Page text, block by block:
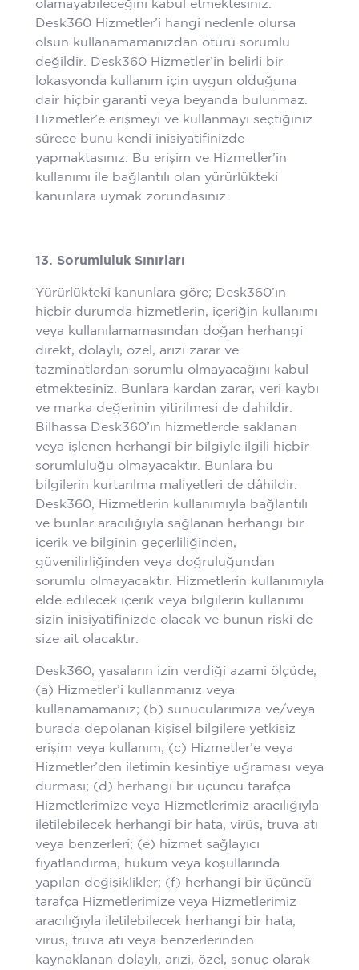
olamayabileceğini kabul etmektesiniz.
Desk360 Hizmetler’i hangi nedenle olursa
olsun kullanamamanızdan ötürü sorumlu
değildir. Desk360 Hizmetler’in belirli bir
lokasyonda kullanım için uygun olduğuna
dair hiçbir garanti veya beyanda bulunmaz.
Hizmetler’e erişmeyi ve kullanmayı seçtiğiniz
sürece bunu kendi inisiyatifinizde
yapmaktasınız. Bu erişim ve Hizmetler’in
kullanımı ile bağlantılı olan yürürlükteki
kanunlara uymak zorundasınız.
13. Sorumluluk Sınırları
Yürürlükteki kanunlara göre; Desk360’ın
hiçbir durumda hizmetlerin, içeriğin kullanımı
veya kullanılamamasından doğan herhangi
direkt, dolaylı, özel, arızi zarar ve
tazminatlardan sorumlu olmayacağını kabul
etmektesiniz. Bunlara kardan zarar, veri kaybı
ve marka değerinin yitirilmesi de dahildir.
Bilhassa Desk360’ın hizmetlerde saklanan
veya işlenen herhangi bir bilgiyle ilgili hiçbir
sorumluluğu olmayacaktır. Bunlara bu
bilgilerin kurtarılma maliyetleri de dâhildir.
Desk360, Hizmetlerin kullanımıyla bağlantılı
ve bunlar aracılığıyla sağlanan herhangi bir
içerik ve bilginin geçerliliğinden,
güvenilirliğinden veya doğruluğundan
sorumlu olmayacaktır. Hizmetlerin kullanımıyla
elde edilecek içerik veya bilgilerin kullanımı
sizin inisiyatifinizde olacak ve bunun riski de
size ait olacaktır.
Desk360, yasaların izin verdiği azami ölçüde,
(a) Hizmetler’i kullanmanız veya
kullanamamanız; (b) sunucularımıza ve/veya
burada depolanan kişisel bilgilere yetkisiz
erişim veya kullanım; (c) Hizmetler’e veya
Hizmetler’den iletimin kesintiye uğraması veya
durması; (d) herhangi bir üçüncü tarafça
Hizmetlerimize veya Hizmetlerimiz aracılığıyla
iletilebilecek herhangi bir hata, virüs, truva atı
veya benzerleri; (e) hizmet sağlayıcı
fiyatlandırma, hüküm veya koşullarında
yapılan değişiklikler; (f) herhangi bir üçüncü
tarafça Hizmetlerimize veya Hizmetlerimiz
aracılığıyla iletilebilecek herhangi bir hata,
virüs, truva atı veya benzerlerinden
kaynaklanan dolaylı, arızi, özel, sonuç olarak